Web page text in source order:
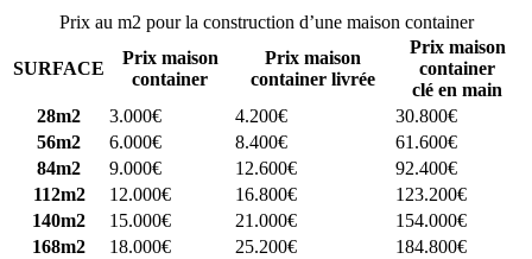
Prix au m2 pour la construction d’une maison container
SURFACE
Prix maison
container
Prix maison
container livrée
Prix maison
container
clé en main
28m2
3.000€ 4.200€
30.800€
56m2
6.000€ 8.400€
61.600€
84m2
9.000€ 12.600€
92.400€
112m2
12.000€ 16.800€
123.200€
140m2
15.000€ 21.000€
154.000€
168m2
18.000€ 25.200€
184.800€